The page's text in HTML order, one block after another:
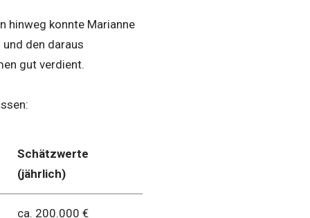
hinweg konnte Marianne
den daraus
gut verdient.
Schätzwerte
(jährlich)
ca. 200.000 €